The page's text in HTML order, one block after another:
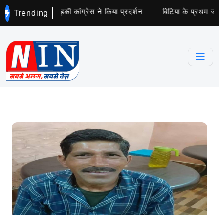
Trending
नोटिस से भड़की कांग्रेस ने किया प्रदर्शन बिटिया के प्रथम जन्म